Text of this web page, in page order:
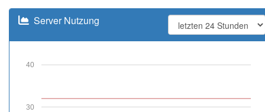
Server Nutzung
30
40